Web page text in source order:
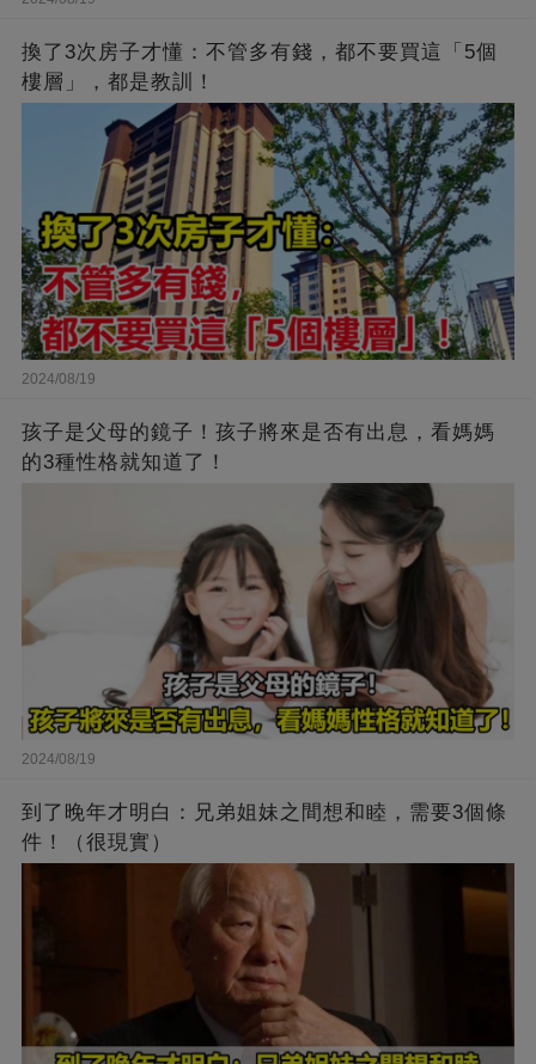
換了3次房子才懂：不管多有錢，都不要買這「5個
樓層」，都是教訓！
2024/08/19
孩子是父母的鏡子！孩子將來是否有出息，看媽媽
的3種性格就知道了！
2024/08/19
到了晚年才明白：兄弟姐妹之間想和睦，需要3個條
件！（很現實）